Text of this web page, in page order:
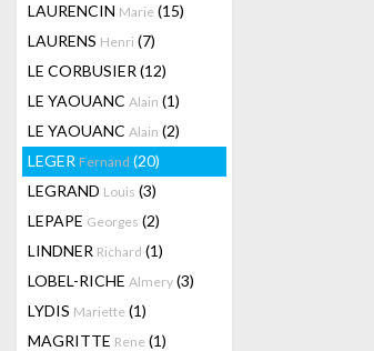
LAURENCIN Marie (15)
LAURENS Henri (7)
LE CORBUSIER (12)
LE YAOUANC Alain (1)
LE YAOUANC Alain (2)
LEGER Fernand (20)
LEGRAND Louis (3)
LEPAPE Georges (2)
LINDNER Richard (1)
LOBEL-RICHE Almery (3)
LYDIS Mariette (1)
MAGRITTE Rene (1)